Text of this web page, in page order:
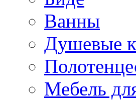
Ванны
Душевые
Мебель